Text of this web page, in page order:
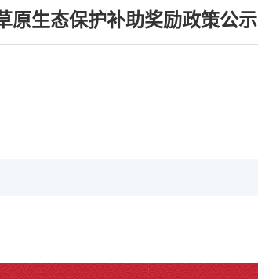
原生态保护补助奖励政策公示